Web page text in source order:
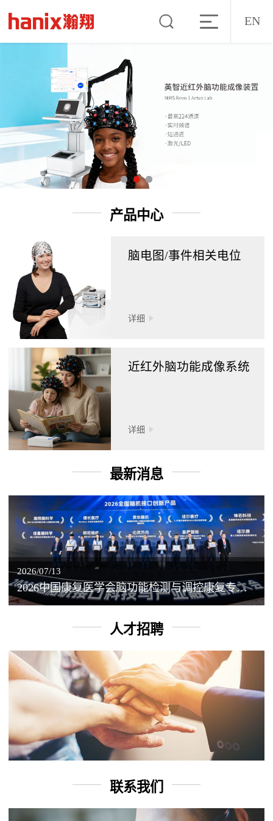
EN
产品中心
脑电图/事件相关电位
详细
近红外脑功能成像系统
详细
最新消息
2026/07/13
2026中国康复医学会脑功能检测与调控康复专业委员会学术年会丨脑客中国：脑机接口——EEG驱动TMS闭环调控工作坊
人才招聘
联系我们